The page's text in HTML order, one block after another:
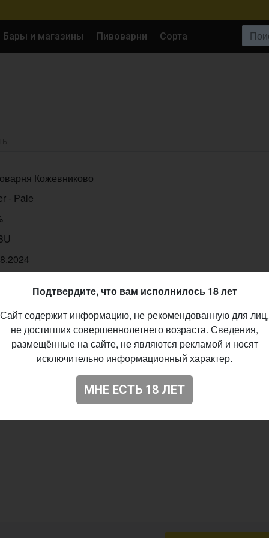
Бары и магазины Пивоварни Сорта
Кожевниково
- Pale
Подтвердите, что вам исполнилось 18 лет
Сайт содержит информацию, не рекомендованную для лиц,
не достигших совершеннолетнего возраста. Сведения,
размещённые на сайте, не являются рекламой и носят
исключительно информационный характер.
МНЕ ЕСТЬ 18 ЛЕТ